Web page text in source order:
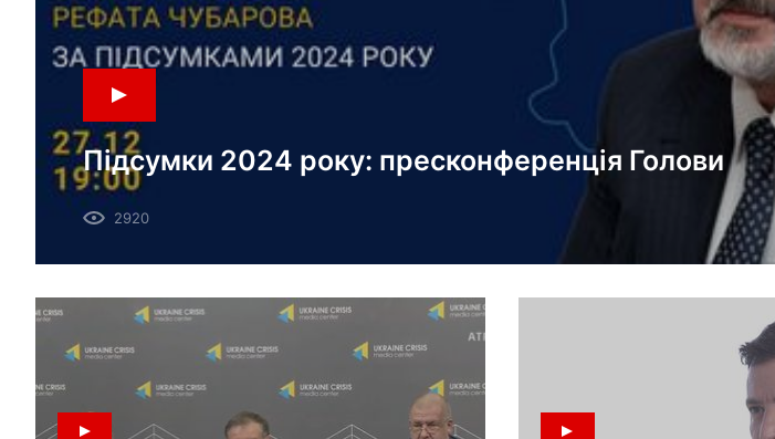
Підсумки 2024 року: пресконференція Голови
Меджлісу кримськотатарського народу
2920